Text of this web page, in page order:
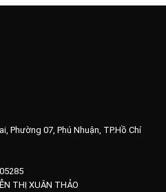
Phường 07, Phú Nhuận, TP.Hồ Chí
THỊ XUÂN THẢO